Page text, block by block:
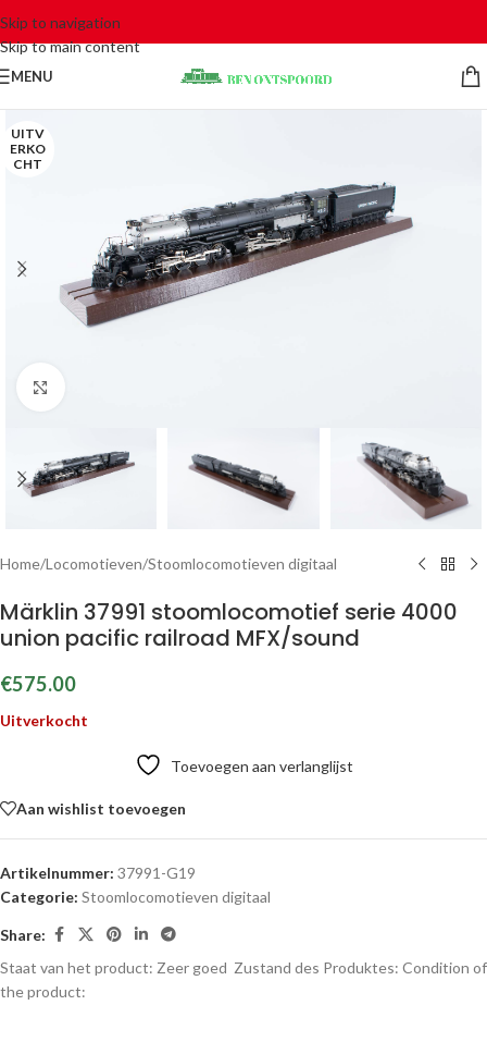
Skip to navigation
Skip to main content
MENU
UITV
ERKO
CHT
Home/Locomotieven/Stoomlocomotieven digitaal
Märklin 37991 stoomlocomotief serie 4000
union pacific railroad MFX/sound
€575.00
Uitverkocht
Toevoegen aan verlanglijst
Aan wishlist toevoegen
Artikelnummer: 37991-G19
Categorie: Stoomlocomotieven digitaal
Share:
Staat van het product: Zeer goed Zustand des Produktes: Condition of
the product: